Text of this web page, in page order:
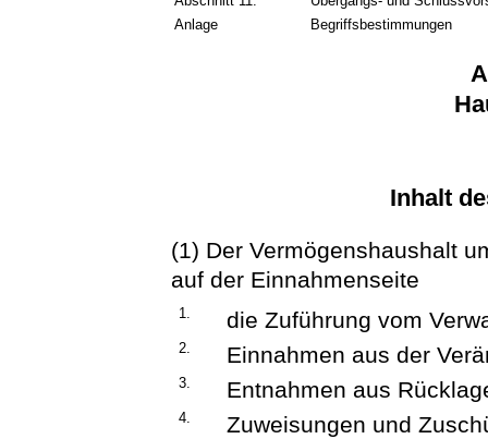
Anlage
Begriffsbestimmungen
Inhalt
(1) Der Vermögenshaushalt
auf der Einnahmenseite
1. die Zuführung vom
2. Einnahmen aus der
3. Entnahmen aus
4.
Zuweisungen und